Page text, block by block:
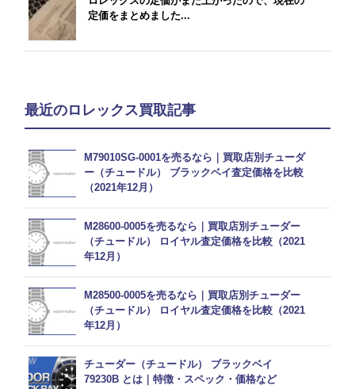
定価をまとめました...
最近のロレックス買取記事
M79010SG-0001を売るなら｜買取店別チューダ
ー（チュードル） ブラックベイ査定価格を比較
（2021年12月）
M28600-0005を売るなら｜買取店別チューダー
（チュードル） ロイヤル査定価格を比較（2021
年12月）
M28500-0005を売るなら｜買取店別チューダー
（チュードル） ロイヤル査定価格を比較（2021
年12月）
チューダー（チュードル） ブラックベイ
79230B とは｜特徴・スペック・価格など